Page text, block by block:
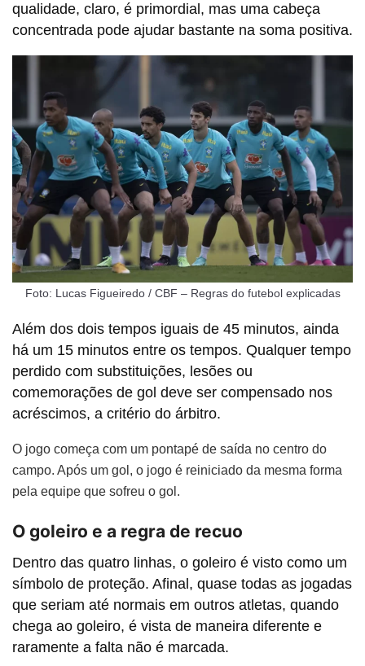
qualidade, claro, é primordial, mas uma cabeça
concentrada pode ajudar bastante na soma positiva.
Foto: Lucas Figueiredo / CBF – Regras do futebol explicadas
Além dos dois tempos iguais de 45 minutos, ainda
há um 15 minutos entre os tempos. Qualquer tempo
perdido com substituições, lesões ou
comemorações de gol deve ser compensado nos
acréscimos, a critério do árbitro.
O jogo começa com um pontapé de saída no centro do
campo. Após um gol, o jogo é reiniciado da mesma forma
pela equipe que sofreu o gol.
O goleiro e a regra de recuo
Dentro das quatro linhas, o goleiro é visto como um
símbolo de proteção. Afinal, quase todas as jogadas
que seriam até normais em outros atletas, quando
chega ao goleiro, é vista de maneira diferente e
raramente a falta não é marcada.